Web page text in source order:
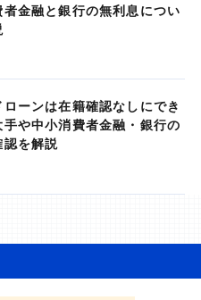
者金融と銀行の無利息につい
ローンは在籍確認なしにでき
手や中小消費者金融・銀行の
認を解説